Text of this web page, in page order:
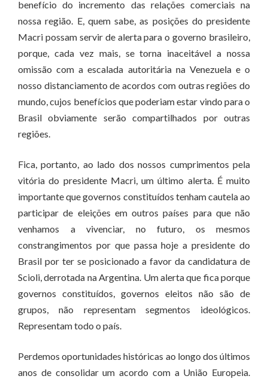
benefício do incremento das relações comerciais na
nossa região. E, quem sabe, as posições do presidente
Macri possam servir de alerta para o governo brasileiro,
porque, cada vez mais, se torna inaceitável a nossa
omissão com a escalada autoritária na Venezuela e o
nosso distanciamento de acordos com outras regiões do
mundo, cujos benefícios que poderiam estar vindo para o
Brasil obviamente serão compartilhados por outras
regiões.
Fica, portanto, ao lado dos nossos cumprimentos pela
vitória do presidente Macri, um último alerta. É muito
importante que governos constituídos tenham cautela ao
participar de eleições em outros países para que não
venhamos a vivenciar, no futuro, os mesmos
constrangimentos por que passa hoje a presidente do
Brasil por ter se posicionado a favor da candidatura de
Scioli, derrotada na Argentina. Um alerta que fica porque
governos constituídos, governos eleitos não são de
grupos, não representam segmentos ideológicos.
Representam todo o país.
Perdemos oportunidades históricas ao longo dos últimos
anos de consolidar um acordo com a União Europeia.